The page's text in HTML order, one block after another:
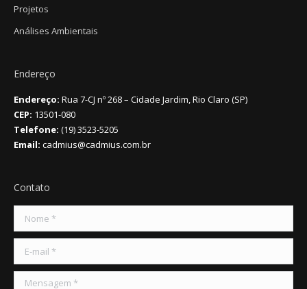
Projetos
Análises Ambientais
Endereço
Endereço: Rua 7-CJ nº 268 – Cidade Jardim, Rio Claro (SP)
CEP: 13501-080
Telefone: (19) 3523-5205
Email: cadmius@cadmius.com.br
Contato
Nome *
E-mail *
Mensagem *